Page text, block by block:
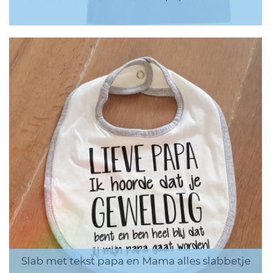
Slab met tekst papa en Mama alles slabbetje